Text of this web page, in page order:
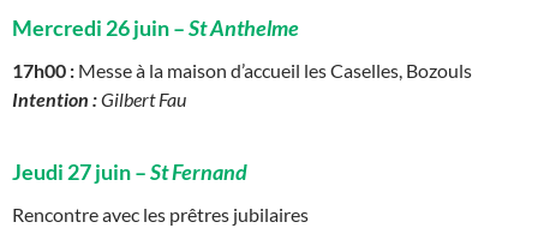
Mercredi 26 juin –St Anthelme
17h00 : Messe à la maison d’accueil les Caselles, Bozouls
Intention :Gilbert Fau
Jeudi 27 juin –St Fernand
Rencontre avec les prêtres jubilaires